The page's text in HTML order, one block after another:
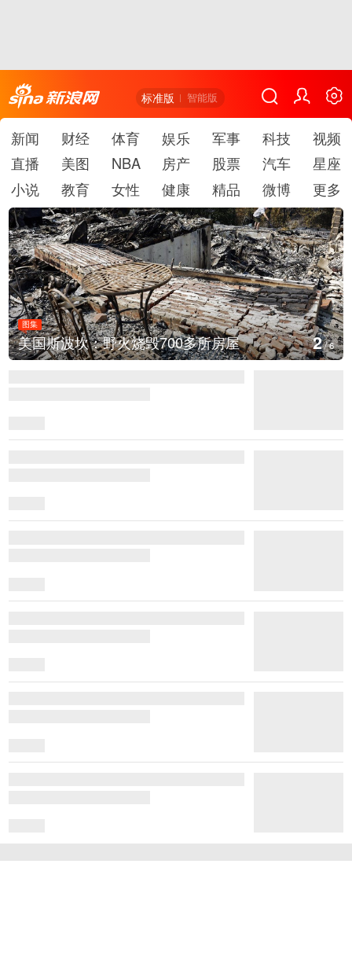
标准版 智能版
新闻 财经 体育 娱乐 军事 科技
视频
直播
美图 NBA 房产 股票 汽车
星座
小说
教育 女性 健康 精品 微博 更多
图集
美国斯波坎：野火烧毁700多所房屋 2/6